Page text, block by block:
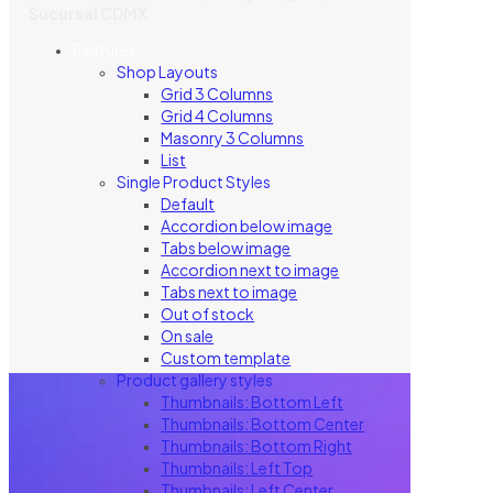
Shop Layouts
Grid 3 Columns
Grid 4 Columns
Masonry 3 Columns
List
Single Product Styles
Default
Accordion below image
Tabs below image
Accordion next to image
Tabs next to image
Out of stock
On sale
Custom template
Product gallery styles
Thumbnails: Bottom Left
Thumbnails: Bottom Center
Thumbnails: Bottom Right
Thumbnails: Left Top